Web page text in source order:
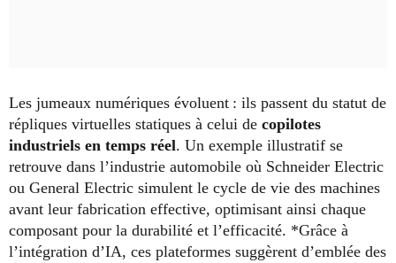
Les jumeaux numériques évoluent : ils passent du statut de
répliques virtuelles statiques à celui de copilotes
industriels en temps réel. Un exemple illustratif se
retrouve dans l’industrie automobile où Schneider Electric
ou General Electric simulent le cycle de vie des machines
avant leur fabrication effective, optimisant ainsi chaque
composant pour la durabilité et l’efficacité. *Grâce à
l’intégration d’IA, ces plateformes suggèrent d’emblée des